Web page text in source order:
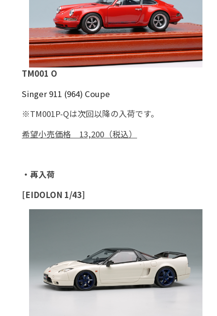
TM001 O
Singer 911 (964) Coupe
※TM001P-Qは次回以降の入荷です。
希望小売価格 13,200（税込）
・再入荷
[EIDOLON 1/43]